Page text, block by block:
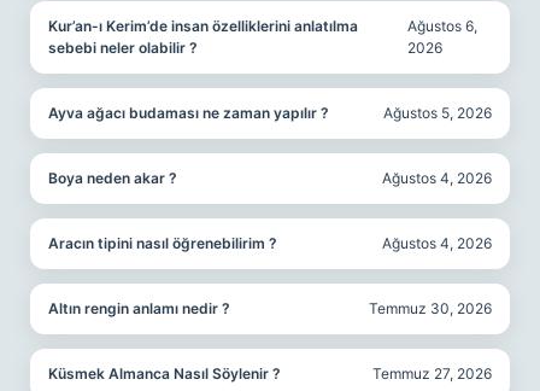
Kur’an-ı Kerim’de insan özelliklerini anlatılma
sebebi neler olabilir ?
Ağustos 6,
2026
Ayva ağacı budaması ne zaman yapılır ? Ağustos 5, 2026
Boya neden akar ? Ağustos 4, 2026
Aracın tipini nasıl öğrenebilirim ? Ağustos 4, 2026
Altın rengin anlamı nedir ? Temmuz 30, 2026
Küsmek Almanca Nasıl Söylenir ? Temmuz 27, 2026